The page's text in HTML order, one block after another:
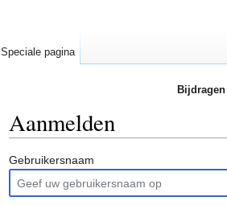
Aanmelden
Gebruikersnaam
Speciale pagina